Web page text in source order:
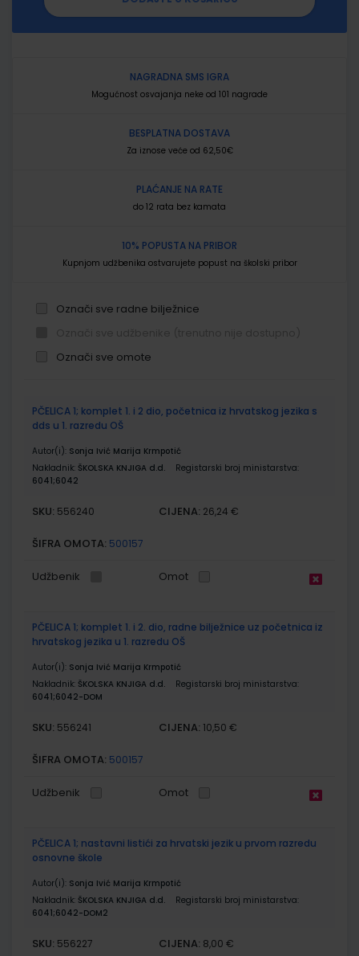
NAGRADNA SMS IGRA
Mogućnost osvajanja neke od 101 nagrade
BESPLATNA DOSTAVA
Za iznose veće od 62,50€
PLAĆANJE NA RATE
do 12 rata bez kamata
10% POPUSTA NA PRIBOR
Kupnjom udžbenika ostvarujete popust na školski pribor
Označi sve radne bilježnice
Označi sve omote
proizvodi
PČELICA 1; komplet 1. i 2 dio, početnica iz hrvatskog jezika s
dds u 1. razredu OŠ
Autor(i): Sonja Ivić Marija Krmpotić
Nakladnik: ŠKOLSKA KNJIGA d.d.
Registarski broj ministarstva:
6041;6042
SKU: 556240 CIJENA: 26,24 €
ŠIFRA OMOTA: 500157
Udžbenik Omot
PČELICA 1; komplet 1. i 2. dio, radne bilježnice uz početnica iz
hrvatskog jezika u 1. razredu OŠ
Autor(i): Sonja Ivić Marija Krmpotić
Nakladnik: ŠKOLSKA KNJIGA d.d.
Registarski broj ministarstva:
6041;6042-DOM
SKU: 556241 CIJENA: 10,50 €
ŠIFRA OMOTA: 500157
Udžbenik Omot
PČELICA 1; nastavni listići za hrvatski jezik u prvom razredu
osnovne škole
Autor(i): Sonja Ivić Marija Krmpotić
Nakladnik: ŠKOLSKA KNJIGA d.d.
Registarski broj ministarstva:
6041;6042-DOM2
SKU: 556227 CIJENA: 8,00 €